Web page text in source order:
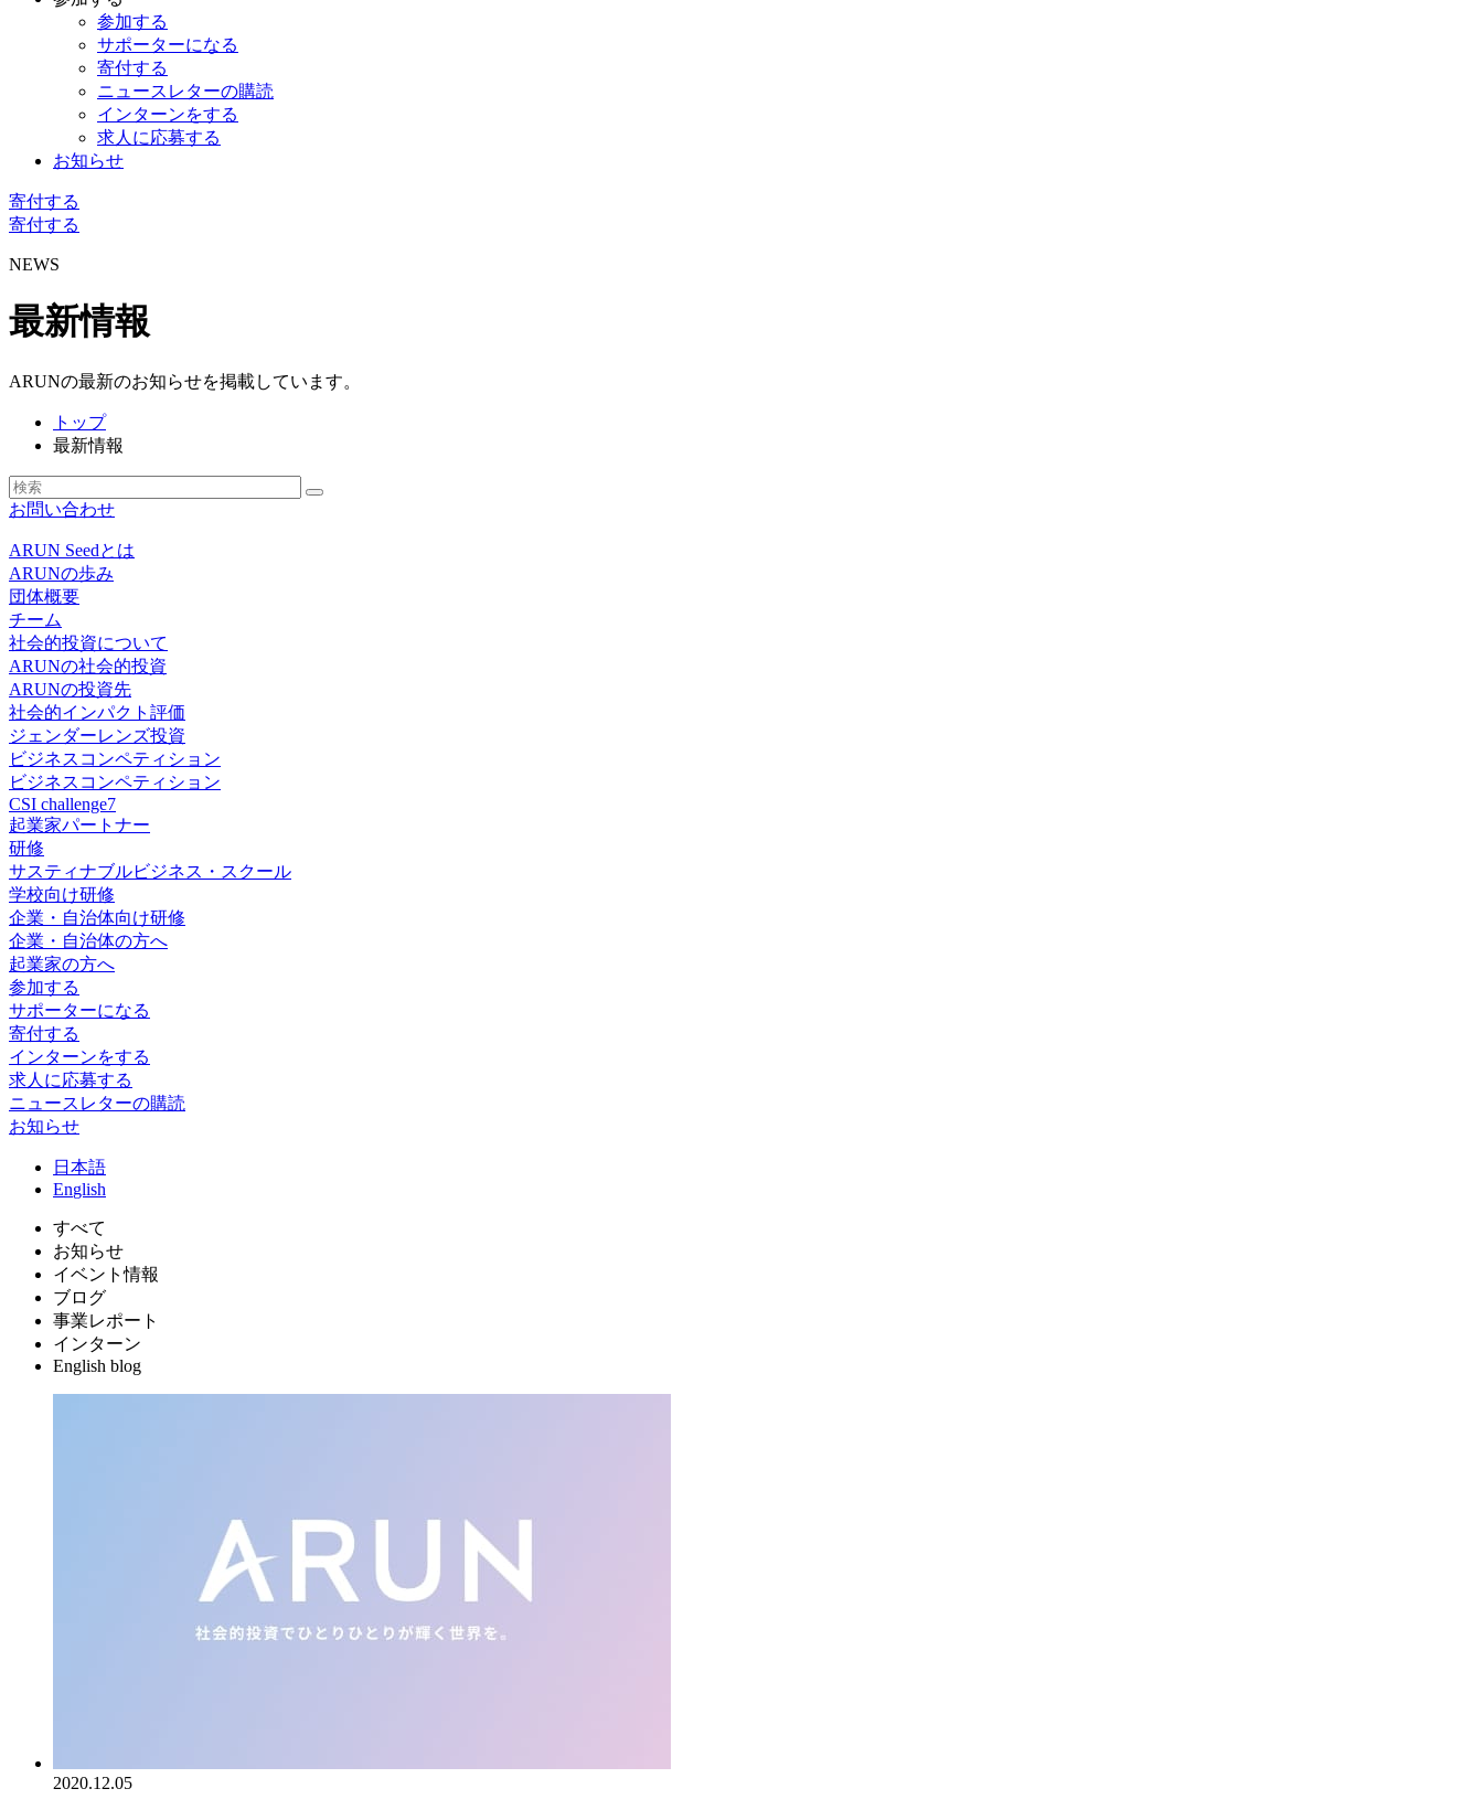
参加する
サポーターになる
寄付する
ニュースレターの購読
インターンをする
求人に応募する
お知らせ
寄付する
寄付する
NEWS
最新情報
ARUNの最新のお知らせを掲載しています。
トップ
最新情報
お問い合わせ
ARUN Seedとは
ARUNの歩み
団体概要
チーム
社会的投資について
ARUNの社会的投資
ARUNの投資先
社会的インパクト評価
ジェンダーレンズ投資
ビジネスコンペティション
ビジネスコンペティション
CSI challenge7
起業家パートナー
研修
サスティナブルビジネス・スクール
学校向け研修
企業・自治体向け研修
企業・自治体の方へ
起業家の方へ
参加する
サポーターになる
寄付する
インターンをする
求人に応募する
ニュースレターの購読
お知らせ
日 本語
English
すべて
お知らせ
イベント情報
ブログ
事業レポート
インターン
English blog
2020.12.05